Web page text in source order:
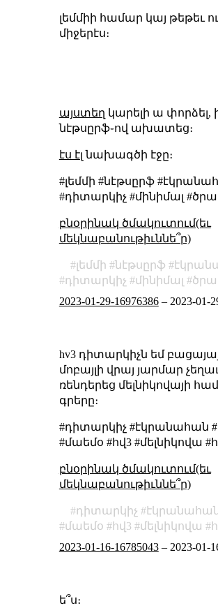
լեմմիի համար կայ թեթեւ
միջերէս։
այստեղ կարելի ա փորձել,
նէթսըրֆ֊ով ախատեց։
էս էլ նախագծի էջը։
#լեմմի #նէթսըրֆ
#դիտարկիչ #մինիմալ
բնօրինակ ծմակուտում(եւ
մեկնաբանութիւննե՞ր)
լեմմի նէթսըրֆ
դիտարկիչ
մինիմալ
2023-01-29-16976386– 2023-01-
hv3 դիտարկիչն եմ
մոբայլի վրայ յարմար
ռենդերեց մելնիկովայի
գրերը։
#դիտարկիչ #էկրանահան
#մաեմօ #հվ3 #մելնիկովա
բնօրինակ ծմակուտում(եւ
մեկնաբանութիւննե՞ր)
դիտարկիչ
մաեմօ
հվ3 մելնիկովա
2023-01-16-16785043– 2023-01-
ե՞ս։